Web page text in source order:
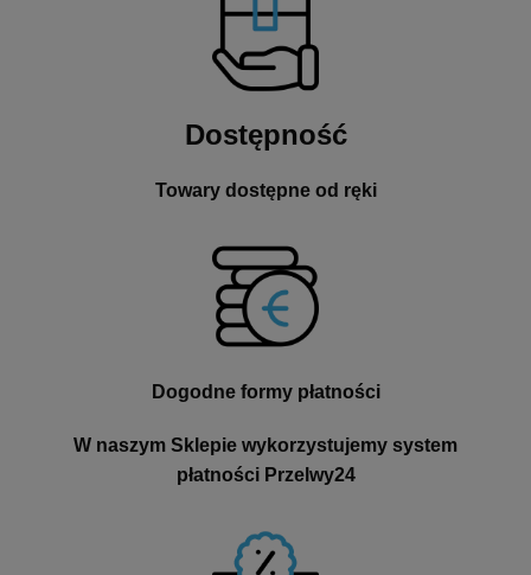
Dostępność
Towary dostępne od ręki
Dogodne formy płatności
W naszym Sklepie wykorzystujemy system
płatności Przelwy24